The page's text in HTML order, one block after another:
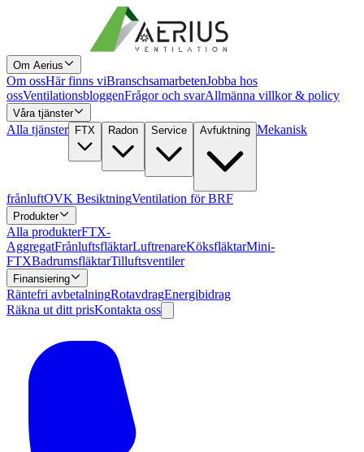
Om Aerius
Om ossHär finns viBranschsamarbetenJobba hos
ossVentilationsbloggenFrågor och svarAllmänna villkor & policy
Våra tjänster
Alla tjänster FTX Radon Service Avfuktning Mekanisk
frånluftOVK BesiktningVentilation för BRF
Produkter
Alla produkterFTX-
AggregatFrånluftsfläktarLuftrenareKöksfläktarMini-
FTXBadrumsfläktarTilluftsventiler
Finansiering
Räntefri avbetalningRotavdragEnergibidrag
Räkna ut ditt prisKontakta oss